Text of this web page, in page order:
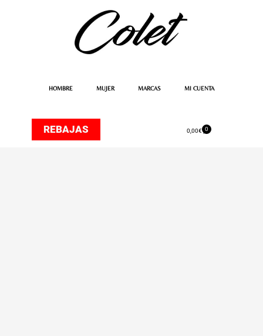
HOMBRE MUJER MARCAS MI CUENTA
REBAJAS 0,00€ 0
Carrito